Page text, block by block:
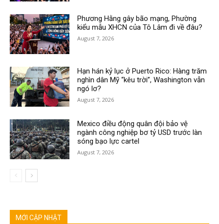
Phương Hằng gây bão mạng, Phường
kiểu mẫu XHCN của Tô Lâm đi về đâu?
August 7, 2026
Hạn hán kỷ lục ở Puerto Rico: Hàng trăm
nghìn dân Mỹ “kêu trời”, Washington vẫn
ngó lơ?
August 7, 2026
Mexico điều động quân đội bảo vệ
ngành công nghiệp bơ tỷ USD trước làn
sóng bạo lực cartel
August 7, 2026
MỚI CẬP NHẬT